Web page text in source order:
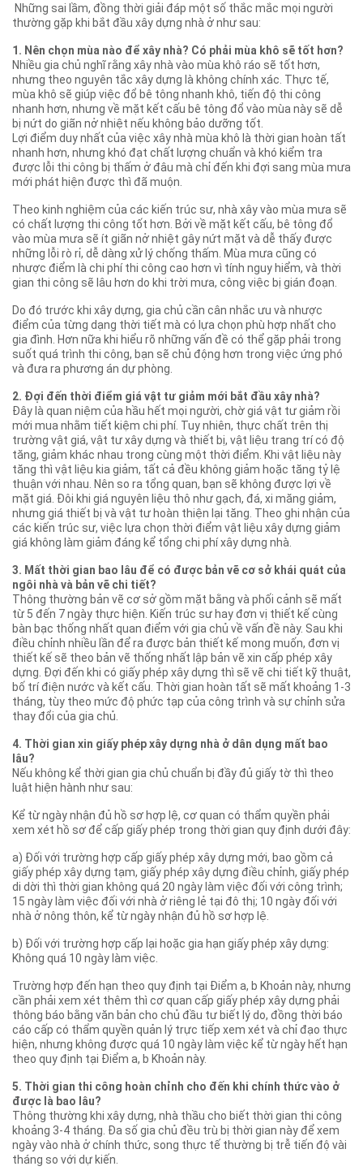
Những sai lầm, đồng thời giải đáp một số thắc mắc mọi người
thường gặp khi bắt đầu xây dựng nhà ở như sau:
1. Nên chọn mùa nào để xây nhà? Có phải mùa khô sẽ tốt hơn?
Nhiều gia chủ nghĩ rằng xây nhà vào mùa khô ráo sẽ tốt hơn,
nhưng theo nguyên tắc xây dựng là không chính xác. Thực tế,
mùa khô sẽ giúp việc đổ bê tông nhanh khô, tiến độ thi công
nhanh hơn, nhưng về mặt kết cấu bê tông đổ vào mùa này sẽ dễ
bị nứt do giãn nở nhiệt nếu không bảo dưỡng tốt.
Lợi điểm duy nhất của việc xây nhà mùa khô là thời gian hoàn tất
nhanh hơn, nhưng khó đạt chất lượng chuẩn và khó kiểm tra
được lỗi thi công bị thấm ở đâu mà chỉ đến khi đợi sang mùa mưa
mới phát hiện được thì đã muộn.
Theo kinh nghiệm của các kiến trúc sư, nhà xây vào mùa mưa sẽ
có chất lượng thi công tốt hơn. Bởi về mặt kết cấu, bê tông đổ
vào mùa mưa sẽ ít giãn nở nhiệt gây nứt mặt và dễ thấy được
những lỗi rò rỉ, dễ dàng xử lý chống thấm. Mùa mưa cũng có
nhược điểm là chi phí thi công cao hơn vì tính nguy hiểm, và thời
gian thi công sẽ lâu hơn do khi trời mưa, công việc bị gián đoạn.
Do đó trước khi xây dựng, gia chủ cần cân nhắc ưu và nhược
điểm của từng dạng thời tiết mà có lựa chọn phù hợp nhất cho
gia đình. Hơn nữa khi hiểu rõ những vấn đề có thể gặp phải trong
suốt quá trình thi công, bạn sẽ chủ động hơn trong việc ứng phó
và đưa ra phương án dự phòng.
2. Đợi đến thời điểm giá vật tư giảm mới bắt đầu xây nhà?
Đây là quan niệm của hầu hết mọi người, chờ giá vật tư giảm rồi
mới mua nhằm tiết kiệm chi phí. Tuy nhiên, thực chất trên thị
trường vật giá, vật tư xây dựng và thiết bị, vật liệu trang trí có độ
tăng, giảm khác nhau trong cùng một thời điểm. Khi vật liệu này
tăng thì vật liệu kia giảm, tất cả đều không giảm hoặc tăng tỷ lệ
thuận với nhau. Nên so ra tổng quan, bạn sẽ không được lợi về
mặt giá. Đôi khi giá nguyên liệu thô như gạch, đá, xi măng giảm,
nhưng giá thiết bị và vật tư hoàn thiện lại tăng. Theo ghi nhận của
các kiến trúc sư, việc lựa chọn thời điểm vật liệu xây dựng giảm
giá không làm giảm đáng kể tổng chi phí xây dựng nhà.
3. Mất thời gian bao lâu để có được bản vẽ cơ sở khái quát của
ngôi nhà và bản vẽ chi tiết?
Thông thường bản vẽ cơ sở gồm mặt bằng và phối cảnh sẽ mất
từ 5 đến 7 ngày thực hiện. Kiến trúc sư hay đơn vị thiết kế cùng
bàn bạc thống nhất quan điểm với gia chủ về vấn đề này. Sau khi
điều chỉnh nhiều lần để ra được bản thiết kế mong muốn, đơn vị
thiết kế sẽ theo bản vẽ thống nhất lập bản vẽ xin cấp phép xây
dựng. Đợi đến khi có giấy phép xây dựng thì sẽ vẽ chi tiết kỹ thuật,
bố trí điện nước và kết cấu. Thời gian hoàn tất sẽ mất khoảng 1-3
tháng, tùy theo mức độ phức tạp của công trình và sự chỉnh sửa
thay đổi của gia chủ.
4. Thời gian xin giấy phép xây dựng nhà ở dân dụng mất bao
lâu?
Nếu không kể thời gian gia chủ chuẩn bị đầy đủ giấy tờ thì theo
luật hiện hành như sau:
Kể từ ngày nhận đủ hồ sơ hợp lệ, cơ quan có thẩm quyền phải
xem xét hồ sơ để cấp giấy phép trong thời gian quy định dưới đây:
a) Đối với trường hợp cấp giấy phép xây dựng mới, bao gồm cả
giấy phép xây dựng tạm, giấy phép xây dựng điều chỉnh, giấy phép
di dời thì thời gian không quá 20 ngày làm việc đối với công trình;
15 ngày làm việc đối với nhà ở riêng lẻ tại đô thị; 10 ngày đối với
nhà ở nông thôn, kể từ ngày nhận đủ hồ sơ hợp lệ.
b) Đối với trường hợp cấp lại hoặc gia hạn giấy phép xây dựng:
Không quá 10 ngày làm việc.
Trường hợp đến hạn theo quy định tại Điểm a, b Khoản này, nhưng
cần phải xem xét thêm thì cơ quan cấp giấy phép xây dựng phải
thông báo bằng văn bản cho chủ đầu tư biết lý do, đồng thời báo
cáo cấp có thẩm quyền quản lý trực tiếp xem xét và chỉ đạo thực
hiện, nhưng không được quá 10 ngày làm việc kể từ ngày hết hạn
theo quy định tại Điểm a, b Khoản này.
5. Thời gian thi công hoàn chỉnh cho đến khi chính thức vào ở
được là bao lâu?
Thông thường khi xây dựng, nhà thầu cho biết thời gian thi công
khoảng 3-4 tháng. Đa số gia chủ đều trù bị thời gian này để xem
ngày vào nhà ở chính thức, song thực tế thường bị trễ tiến độ vài
tháng so với dự kiến.